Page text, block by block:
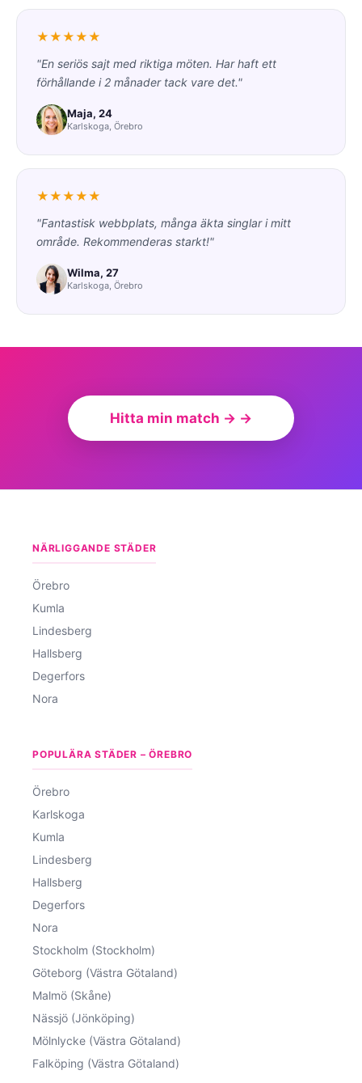
★★★★★
"En seriös sajt med riktiga möten. Har haft ett
förhållande i 2 månader tack vare det."
Maja, 24
Karlskoga, Örebro
★★★★★
"Fantastisk webbplats, många äkta singlar i mitt
område. Rekommenderas starkt!"
Wilma, 27
Karlskoga, Örebro
Hitta min match → →
NÄRLIGGANDE STÄDER
Örebro
Kumla
Lindesberg
Hallsberg
Degerfors
Nora
POPULÄRA STÄDER – ÖREBRO
Örebro
Karlskoga
Kumla
Lindesberg
Hallsberg
Degerfors
Nora
Stockholm (Stockholm)
Göteborg (Västra Götaland)
Malmö (Skåne)
Nässjö (Jönköping)
Mölnlycke (Västra Götaland)
Falköping (Västra Götaland)